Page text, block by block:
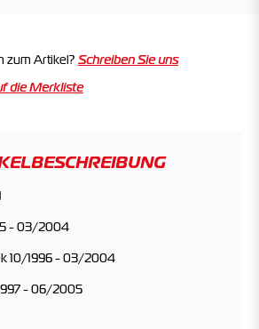
zum Artikel? Schreiben Sie uns
- 03/2004
10/1996 - 03/2004
- 06/2005